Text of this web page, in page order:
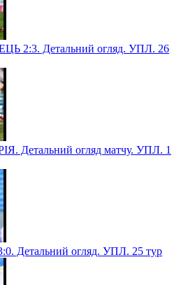
Детальний огляд. УПЛ. 26
Детальний огляд матчу. УПЛ. 1
Детальний огляд. УПЛ. 25 тур